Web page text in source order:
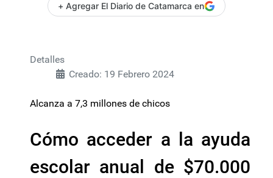
+ Agregar El Diario de Catamarca en
Detalles
Creado: 19 Febrero 2024
Alcanza a 7,3 millones de chicos
Cómo acceder a la ayuda
escolar anual de $70.000